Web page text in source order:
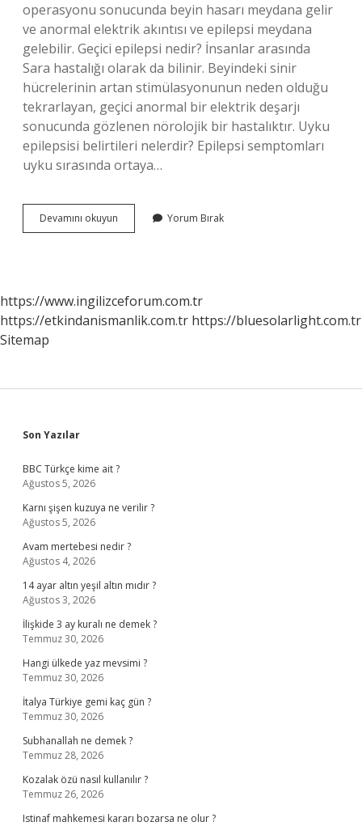
operasyonu sonucunda beyin hasarı meydana gelir
ve anormal elektrik akıntısı ve epilepsi meydana
gelebilir. Geçici epilepsi nedir? İnsanlar arasında
Sara hastalığı olarak da bilinir. Beyindeki sinir
hücrelerinin artan stimülasyonunun neden olduğu
tekrarlayan, geçici anormal bir elektrik deşarjı
sonucunda gözlenen nörolojik bir hastalıktır. Uyku
epilepsisi belirtileri nelerdir? Epilepsi semptomları
uyku sırasında ortaya…
Devamını okuyun
Epilepsi
Yorum Bırak
https://www.ingilizceforum.com.tr
https://etkindanismanlik.com.tr https://bluesolarlight.com.tr
Sitemap
Sidebar
Son Yazılar
BBC Türkçe kime ait ?
Ağustos 5, 2026
Karnı şişen kuzuya ne verilir ?
Ağustos 5, 2026
Avam mertebesi nedir ?
Ağustos 4, 2026
14 ayar altın yeşil altın mıdır ?
Ağustos 3, 2026
İlişkide 3 ay kuralı ne demek ?
Temmuz 30, 2026
Hangi ülkede yaz mevsimi ?
Temmuz 30, 2026
İtalya Türkiye gemi kaç gün ?
Temmuz 30, 2026
Subhanallah ne demek ?
Temmuz 28, 2026
Kozalak özü nasıl kullanılır ?
Temmuz 26, 2026
Istinaf mahkemesi kararı bozarsa ne olur ?